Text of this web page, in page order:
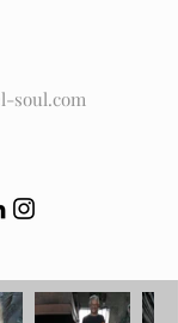
soul.com